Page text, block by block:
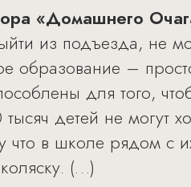
«Домашнего
из подъезда, не
образование –
для того,
детей не могут
что в школе рядом
(…)